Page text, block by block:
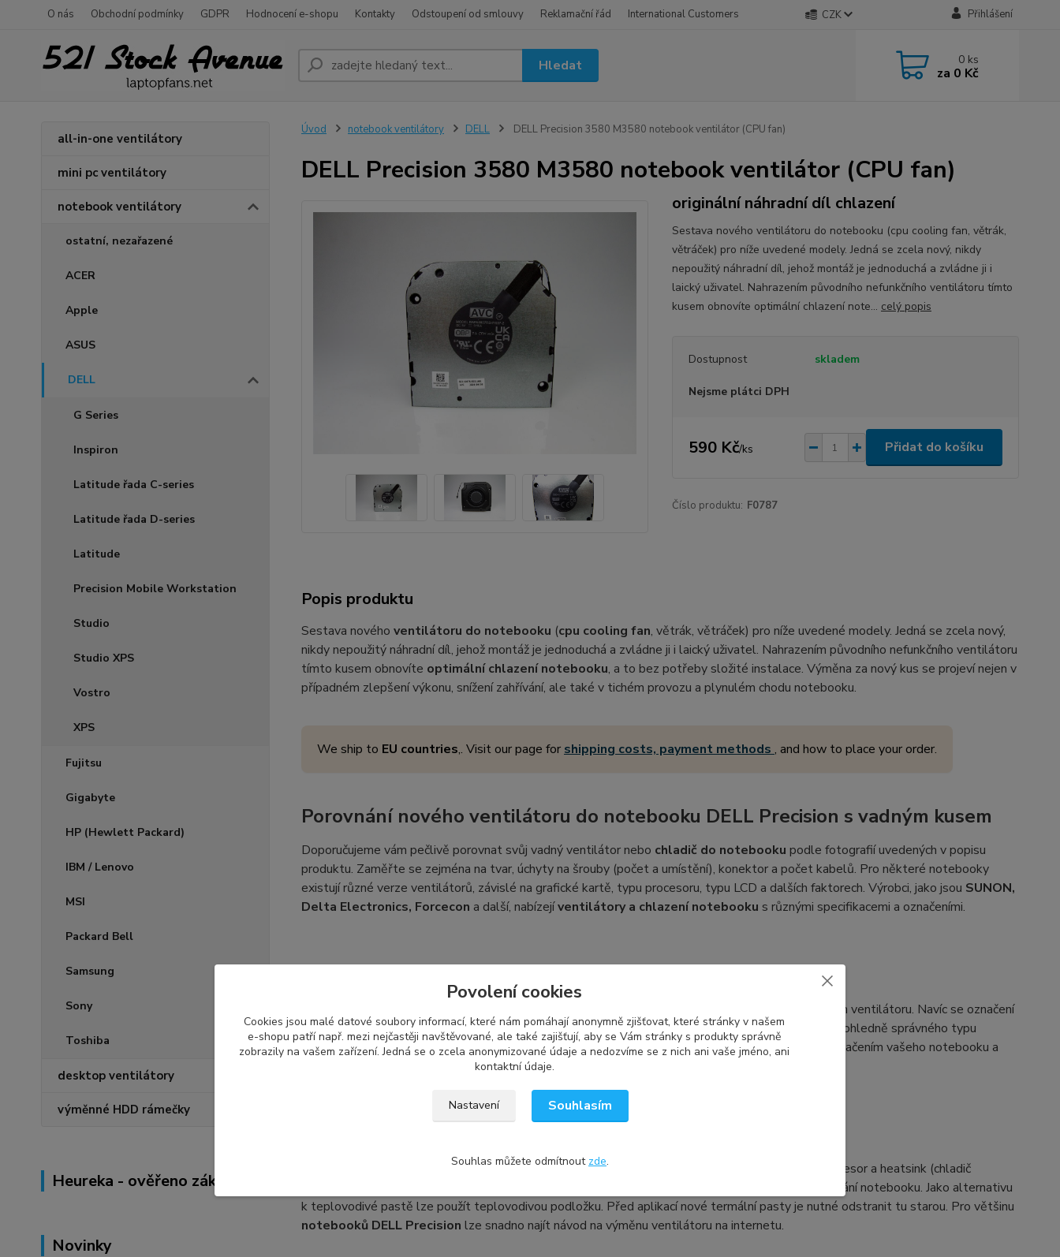
O nás Obchodní podmínky GDPR Hodnocení e-shopu Kontakty Odstoupení od smlouvy Reklamační řád International Customers CZK Přihlášení
Hledat 0 ks
za 0 Kč
all-in-one ventilátory
mini pc ventilátory
notebook ventilátory
ostatní, nezařazené
ACER
Apple
ASUS
DELL
G Series
Inspiron
Latitude řada C-series
Latitude řada D-series
Latitude
Precision Mobile Workstation
Studio
Studio XPS
Vostro
XPS
Fujitsu
Gigabyte
HP (Hewlett Packard)
IBM / Lenovo
MSI
Packard Bell
Samsung
Sony
Toshiba
desktop ventilátory
výměnné HDD rámečky
Novinky
Heureka - ověřeno zákazníky
Úvod notebook ventilátory DELL DELL Precision 3580 M3580 notebook ventilátor (CPU fan)
DELL Precision 3580 M3580 notebook ventilátor (CPU fan)
originální náhradní díl chlazení
Sestava nového ventilátoru do notebooku (cpu cooling fan, větrák,
větráček) pro níže uvedené modely. Jedná se zcela nový, nikdy
nepoužitý náhradní díl, jehož montáž je jednoduchá a zvládne ji i
laický uživatel. Nahrazením původního nefunkčního ventilátoru tímto
kusem obnovíte optimální chlazení note... celý popis
Dostupnost skladem
Nejsme plátci DPH
590 Kč/ks Přidat do košíku
Číslo produktu: F0787
Popis produktu
Sestava nového ventilátoru do notebooku (cpu cooling fan, větrák, větráček) pro níže uvedené modely. Jedná se zcela nový,
nikdy nepoužitý náhradní díl, jehož montáž je jednoduchá a zvládne ji i laický uživatel. Nahrazením původního nefunkčního ventilátoru
tímto kusem obnovíte optimální chlazení notebooku, a to bez potřeby složité instalace. Výměna za nový kus se projeví nejen v
případném zlepšení výkonu, snížení zahřívání, ale také v tichém provozu a plynulém chodu notebooku.
We ship to EU countries,. Visit our page forshipping costs, payment methods, and how to place your order.
Porovnání nového ventilátoru do notebooku DELL Precision s vadným kusem
Doporučujeme vám pečlivě porovnat svůj vadný ventilátor nebo chladič do notebooku podle fotografií uvedených v popisu
produktu. Zaměřte se zejména na tvar, úchyty na šrouby (počet a umístění), konektor a počet kabelů. Pro některé notebooky
existují různé verze ventilátorů, závislé na grafické kartě, typu procesoru, typu LCD a dalších faktorech. Výrobci, jako jsou SUNON,
Delta Electronics, Forcecon a další, nabízejíventilátory a chlazení notebooku s různými specifikacemi a označeními.
Každý výrobce používá své vlastní označení, což se nemusí shodovat s označením na vašem vadném ventilátoru. Navíc se označení
může změnit a používat se pro více druhů ventilátorů s tímto označením. Pokud máte pochybnosti ohledně správného typu
ventilátoru pro váš notebook, můžete nám poslat fotografii svého vadného ventilátoru spolu s označením vašeho notebooku a
pomůžeme vám vybrat kompatibilní typ z naší nabídky.
Při výměně ventilátoru notebooku doporučujeme také znovu aplikovat teplovodivou pastu na procesor a heatsink (chladič
procesoru). Tím se zlepší odvod tepla, což pomůže předejít restartování, zkratům a možnému selhání notebooku. Jako alternativu
k teplovodivé pastě lze použít teplovodivou podložku. Před aplikací nové termální pasty je nutné odstranit tu starou. Pro většinu
notebooků DELL Precision lze snadno najít návod na výměnu ventilátoru na internetu.
Povolení cookies
Cookies jsou malé datové soubory informací, které nám pomáhají anonymně zjišťovat, které stránky v našem
e-shopu patří např. mezi nejčastěji navštěvované, ale také zajišťují, aby se Vám stránky s produkty správně
zobrazily na vašem zařízení. Jedná se o zcela anonymizované údaje a nedozvíme se z nich ani vaše jméno, ani
kontaktní údaje.
Nastavení Souhlasím
Souhlas můžete odmítnout zde.